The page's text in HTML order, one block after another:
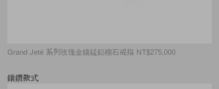
Grand Jeté 系列玫瑰金鑲錳鋁榴石戒指 NT$275,000
鑲鑽款式